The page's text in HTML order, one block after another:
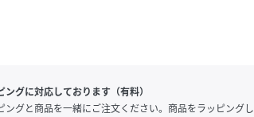
グに対応しております（有料）
ングと商品を一緒にご注文ください。商品をラッピングし